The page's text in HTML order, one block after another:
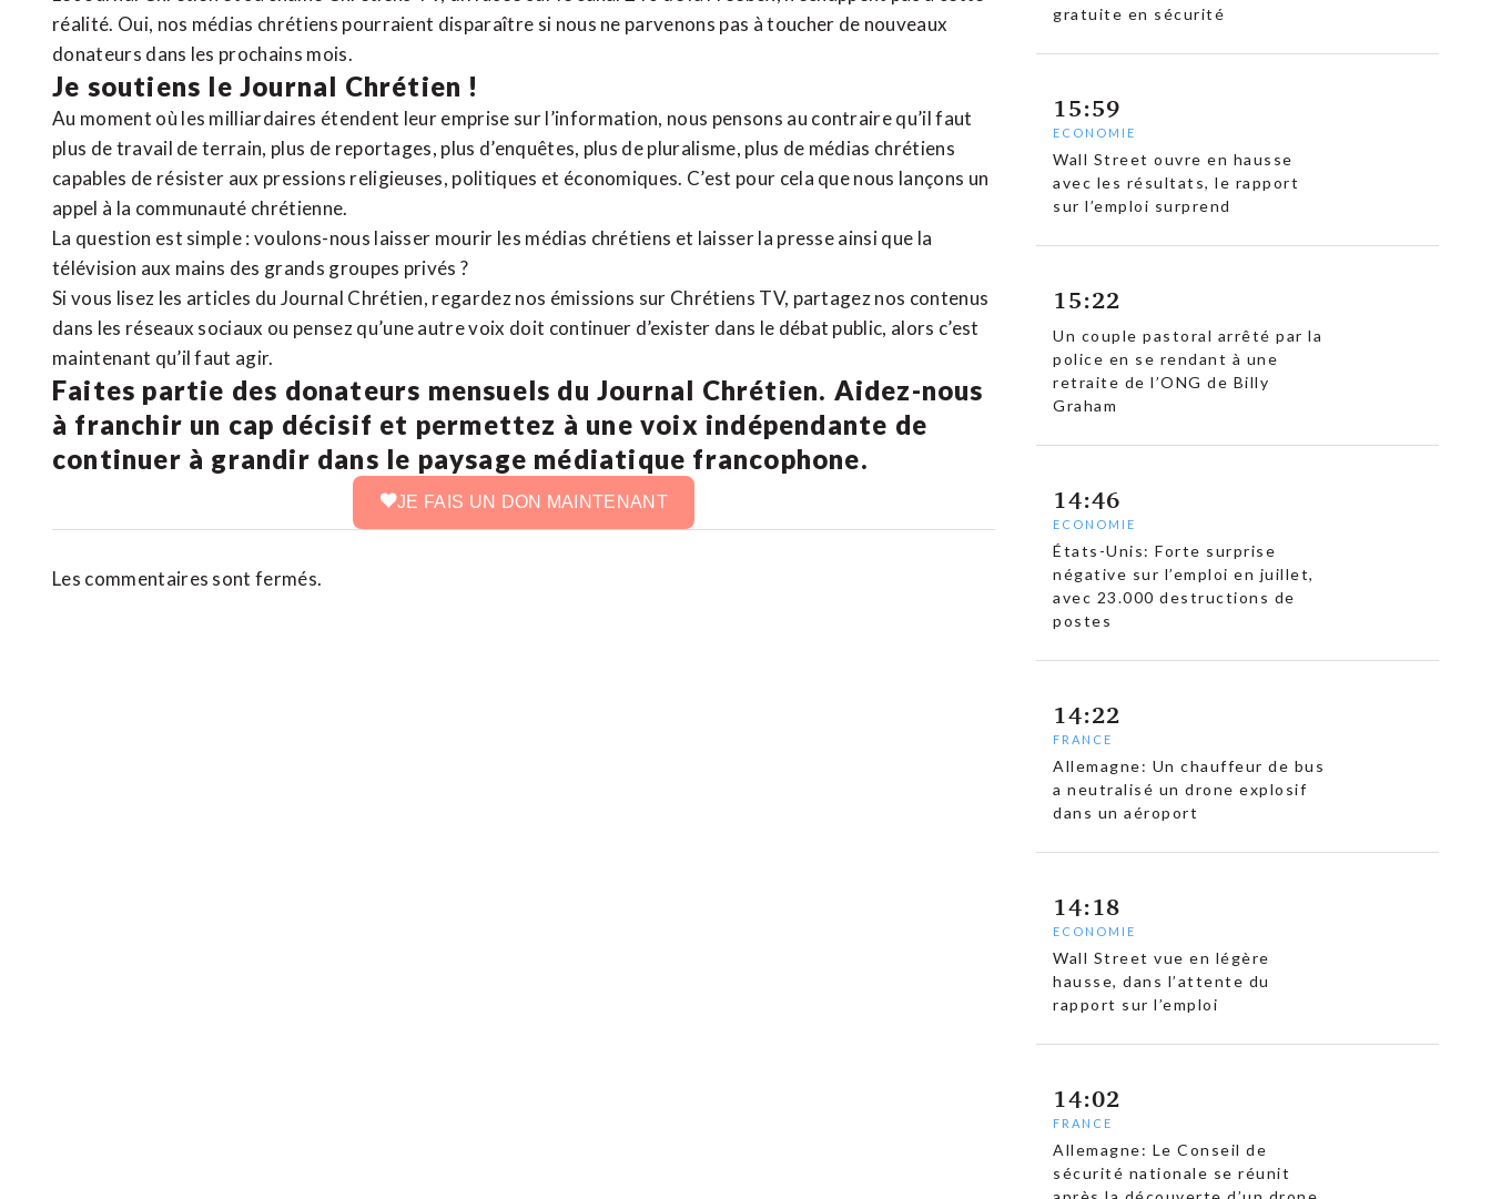
réalité. Oui, nos médias chrétiens pourraient disparaître si nous ne parvenons pas à toucher de nouveaux
donateurs dans les prochains mois.
Je soutiens le Journal Chrétien !
Au moment où les milliardaires étendent leur emprise sur l’information, nous pensons au contraire qu’il faut
plus de travail de terrain, plus de reportages, plus d’enquêtes, plus de pluralisme, plus de médias chrétiens
capables de résister aux pressions religieuses, politiques et économiques. C’est pour cela que nous lançons un
appel à la communauté chrétienne.
La question est simple : voulons-nous laisser mourir les médias chrétiens et laisser la presse ainsi que la
télévision aux mains des grands groupes privés ?
Si vous lisez les articles du Journal Chrétien, regardez nos émissions sur Chrétiens TV, partagez nos contenus
dans les réseaux sociaux ou pensez qu’une autre voix doit continuer d’exister dans le débat public, alors c’est
maintenant qu’il faut agir.
Faites partie des donateurs mensuels du Journal Chrétien. Aidez-nous
à franchir un cap décisif et permettez à une voix indépendante de
continuer à grandir dans le paysage médiatique francophone.
JE FAIS UN DON MAINTENANT
Les commentaires sont fermés.
gratuite en sécurité
15:59
ECONOMIE
Wall Street ouvre en hausse
avec les résultats, le rapport
sur l’emploi surprend
15:22
Un couple pastoral arrêté par la
police en se rendant à une
retraite de l’ONG de Billy
Graham
14:46
ECONOMIE
États-Unis: Forte surprise
négative sur l’emploi en juillet,
avec 23.000 destructions de
postes
14:22
FRANCE
Allemagne: Un chauffeur de bus
a neutralisé un drone explosif
dans un aéroport
14:18
ECONOMIE
Wall Street vue en légère
hausse, dans l’attente du
rapport sur l’emploi
14:02
FRANCE
Allemagne: Le Conseil de
sécurité nationale se réunit